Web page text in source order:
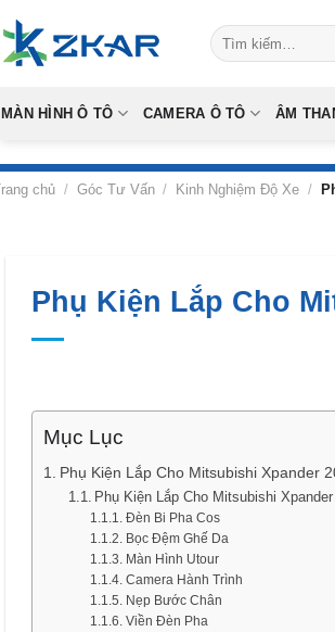
to
content
Tìm
kiếm:
MÀN HÌNH Ô TÔ CAMERA Ô TÔ ÂM
chủ / Góc Tư Vấn / Kinh Nghiệm Độ Xe /
Phụ Kiện Lắp Cho
Mục Lục
Phụ Kiện Lắp Cho Mitsubishi Xpander
Phụ Kiện Lắp Cho Mitsubishi
Đèn Bi Pha Cos
Bọc Đệm Ghế Da
Màn Hình Utour
Camera Hành Trình
Nẹp Bước Chân
Viền Đèn Pha